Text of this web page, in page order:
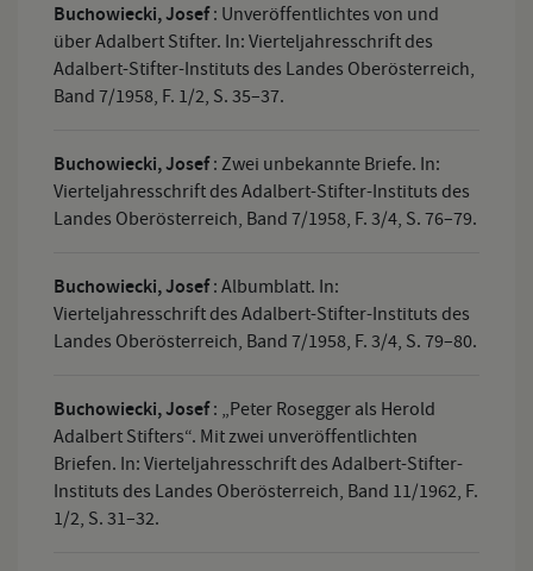
Buchowiecki, Josef: Unveröffentlichtes von und
über Adalbert Stifter. In: Vierteljahresschrift des
Adalbert-Stifter-Instituts des Landes Oberösterreich,
Band 7/1958, F. 1/2, S. 35–37.
Buchowiecki, Josef: Zwei unbekannte Briefe. In:
Vierteljahresschrift des Adalbert-Stifter-Instituts des
Landes Oberösterreich, Band 7/1958, F. 3/4, S. 76–79.
Buchowiecki, Josef: Albumblatt. In:
Vierteljahresschrift des Adalbert-Stifter-Instituts des
Landes Oberösterreich, Band 7/1958, F. 3/4, S. 79–80.
Buchowiecki, Josef: „Peter Rosegger als Herold
Adalbert Stifters“. Mit zwei unveröffentlichten
Briefen. In: Vierteljahresschrift des Adalbert-Stifter-
Instituts des Landes Oberösterreich, Band 11/1962, F.
1/2, S. 31–32.